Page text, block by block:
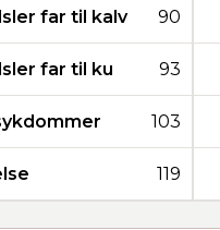
far til kalv 90
far til ku 93
103
119